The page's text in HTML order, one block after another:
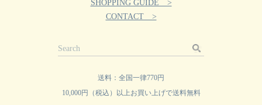
SHOPPING GUIDE >
CONTACT >
送料：全国一律770円
10,000円（税込）以上お買い上げで送料無料